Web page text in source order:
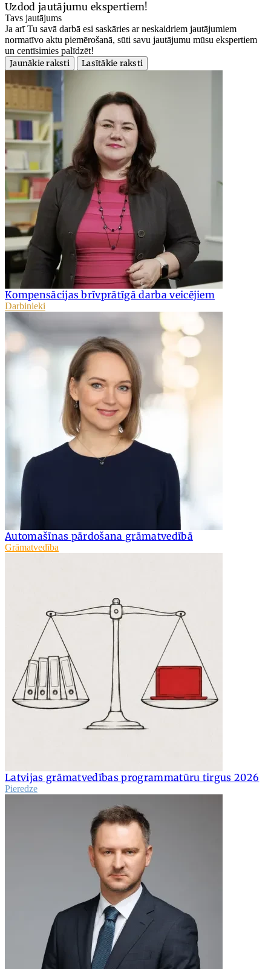
Uzdod jautājumu ekspertiem!
Tavs jautājums
Ja arī Tu savā darbā esi saskāries ar neskaidriem jautājumiem
normatīvo aktu piemērošanā, sūti savu jautājumu mūsu ekspertiem
un centīsimies palīdzēt!
Jaunākie raksti
Lasītākie raksti
Kompensācijas brīvprātīgā darba veicējiem
Darbinieki
Automašīnas pārdošana grāmatvedībā
Grāmatvedība
Latvijas grāmatvedības programmatūru tirgus 2026
Pieredze